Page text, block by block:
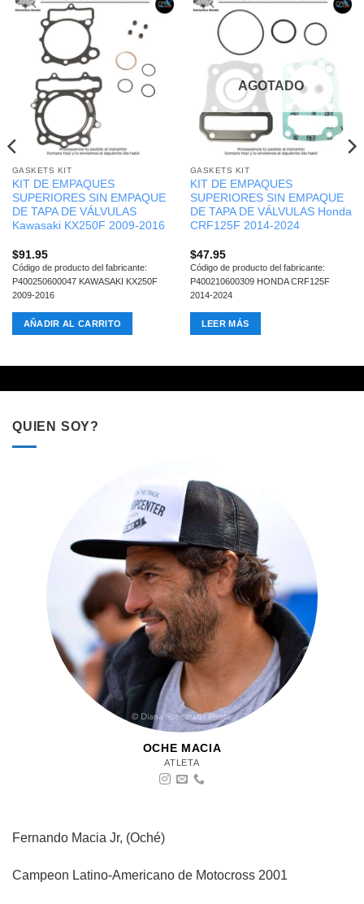
GASKETS KIT
KIT DE EMPAQUES
SUPERIORES SIN EMPAQUE
DE TAPA DE VÁLVULAS
Kawasaki KX250F 2009-2016
$91.95
Código de producto del fabricante:
P400250600047 KAWASAKI KX250F
2009-2016
AÑADIR AL CARRITO
AGOTADO
GASKETS KIT
KIT DE EMPAQUES
SUPERIORES SIN EMPAQUE
DE TAPA DE VÁLVULAS Honda
CRF125F 2014-2024
$47.95
Código de producto del fabricante:
P400210600309 HONDA CRF125F
2014-2024
LEER MÁS
QUIEN SOY?
OCHE MACIA
ATLETA
Fernando Macia Jr, (Oché)
Campeon Latino-Americano de Motocross 2001